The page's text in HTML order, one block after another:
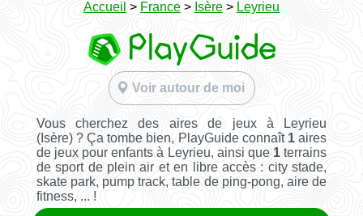
Accueil > France > Isère > Leyrieu
Voir autour de moi
Vous cherchez des aires de jeux à Leyrieu
(Isère) ? Ça tombe bien, PlayGuide connaît 1 aires
de jeux pour enfants à Leyrieu, ainsi que 1 terrains
de sport de plein air et en libre accès : city stade,
skate park, pump track, table de ping-pong, aire de
fitness, ... !